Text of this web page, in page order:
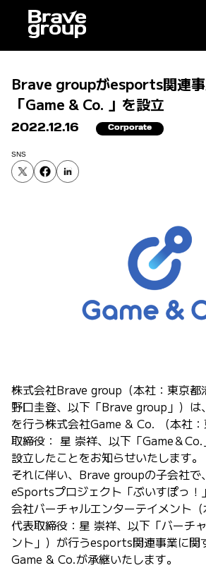
Brave groupがesports関連
「Game & Co. 」を設立
2022.12.16 Corporate
SNS
株式会社Brave group（本社：東京都
野口圭登、以下「Brave group」）
を行う株式会社Game & Co. （本社
取締役： 星 崇祥、以下「Game＆
設立したことをお知らせいたします。
それに伴い、Brave groupの子会社
eSportsプロジェクト「ぶいすぽっ！
会社バーチャルエンターテイメント（
代表取締役：星 崇祥、以下「バーチ
ント」）が行うesports関連事業に関
Game & Co.が承継いたします。